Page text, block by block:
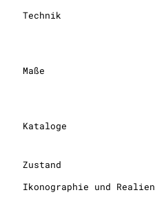
Technik
Maße
Kataloge
Zustand
Ikonographie und Realien